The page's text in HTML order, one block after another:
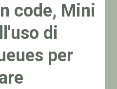
code, Mini
di
per